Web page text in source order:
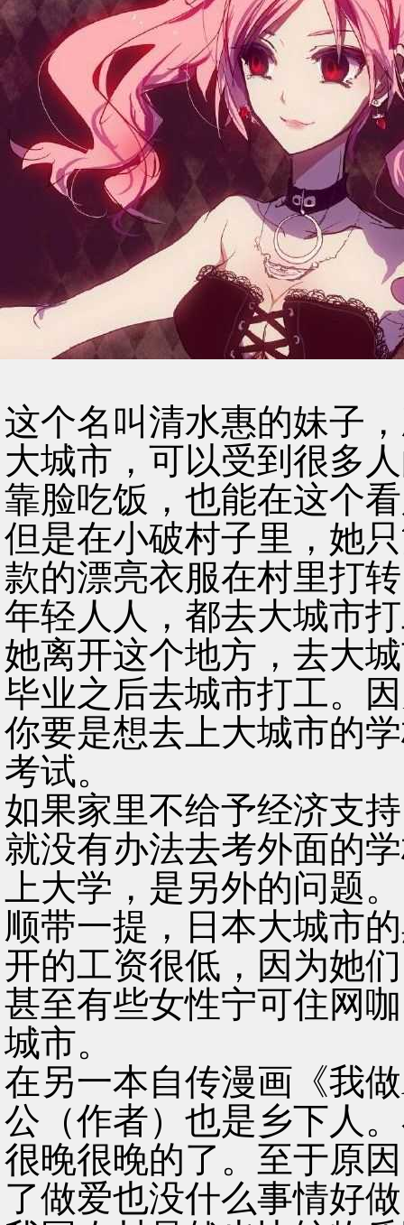
这个名叫清水惠的妹子
大城市，可以受到很多
靠脸吃饭，也能在这个
但是在小破村子里，她
款的漂亮衣服在村里打
年轻人人，都去大城市
她离开这个地方，去大
毕业之后去城市打工。
你要是想去上大城市的
考试。
如果家里不给予经济支
就没有办法去考外面的
上大学，是另外的问题。
顺带一提，日本大城市
开的工资很低，因为她
甚至有些女性宁可住网
城市。
在另一本自传漫画《我
公（作者）也是乡下人
很晚很晚的了。至于原
了做爱也没什么事情好